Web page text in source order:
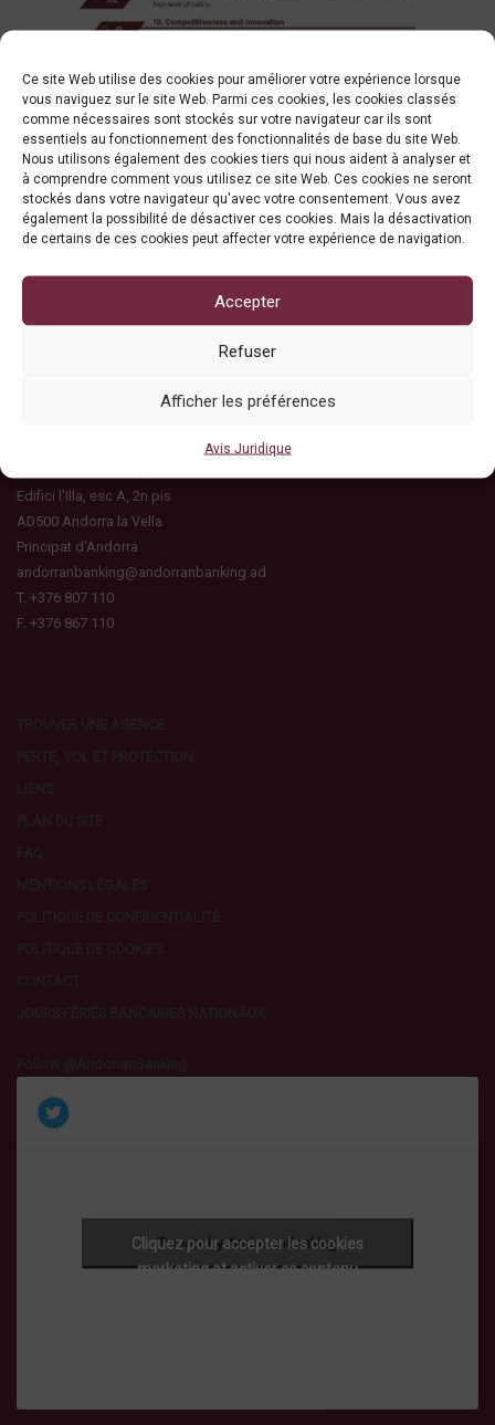
Ce site Web utilise des cookies pour améliorer votre expérience lorsque
vous naviguez sur le site Web. Parmi ces cookies, les cookies classés
comme nécessaires sont stockés sur votre navigateur car ils sont
essentiels au fonctionnement des fonctionnalités de base du site Web.
Nous utilisons également des cookies tiers qui nous aident à analyser et
à comprendre comment vous utilisez ce site Web. Ces cookies ne seront
stockés dans votre navigateur qu'avec votre consentement. Vous avez
également la possibilité de désactiver ces cookies. Mais la désactivation
de certains de ces cookies peut affecter votre expérience de navigation.
Accepter
Refuser
Afficher les préférences
Avis Juridique
ASSOCIACIÓ DE BANCS ANDORRANS
Edifici l'Illa, esc A, 2n pis
AD500 Andorra la Vella
Principat d'Andorra
andorranbanking@andorranbanking.ad
T. +376 807 110
F. +376 867 110
Tweets by AndorranBanking
Cliquez pour accepter les cookies
marketing et activer ce contenu